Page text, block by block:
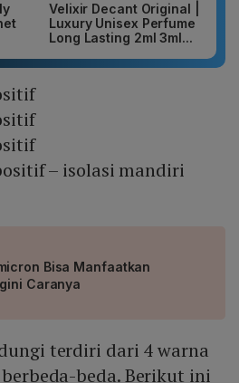
Velixir Decant Original |
Luxury Unisex Perfume
Long Lasting 2ml 3ml...
– isolasi mandiri
Bisa Manfaatkan
Caranya
terdiri dari 4 warna
beda. Berikut ini